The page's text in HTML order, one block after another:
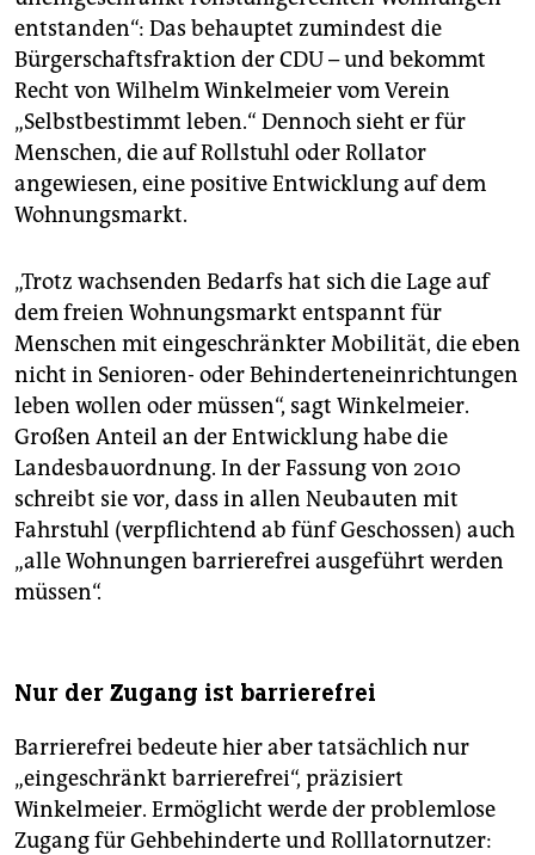
genossenschaft
epaper login
entstanden“: Das behauptet zumindest die
Bürgerschaftsfraktion der CDU – und bekommt
Recht von Wilhelm Winkelmeier vom Verein
„Selbstbestimmt leben.“ Dennoch sieht er für
Menschen, die auf Rollstuhl oder Rollator
angewiesen, eine positive Entwicklung auf dem
Wohnungsmarkt.
„Trotz wachsenden Bedarfs hat sich die Lage auf
dem freien Wohnungsmarkt entspannt für
Menschen mit eingeschränkter Mobilität, die eben
nicht in Senioren- oder Behinderteneinrichtungen
leben wollen oder müssen“, sagt Winkelmeier.
Großen Anteil an der Entwicklung habe die
Landesbauordnung. In der Fassung von 2010
schreibt sie vor, dass in allen Neubauten mit
Fahrstuhl (verpflichtend ab fünf Geschossen) auch
„alle Wohnungen barrierefrei ausgeführt werden
müssen“.
Nur der Zugang ist barrierefrei
Barrierefrei bedeute hier aber tatsächlich nur
„eingeschränkt barrierefrei“, präzisiert
Winkelmeier. Ermöglicht werde der problemlose
Zugang für Gehbehinderte und Rolllatornutzer: